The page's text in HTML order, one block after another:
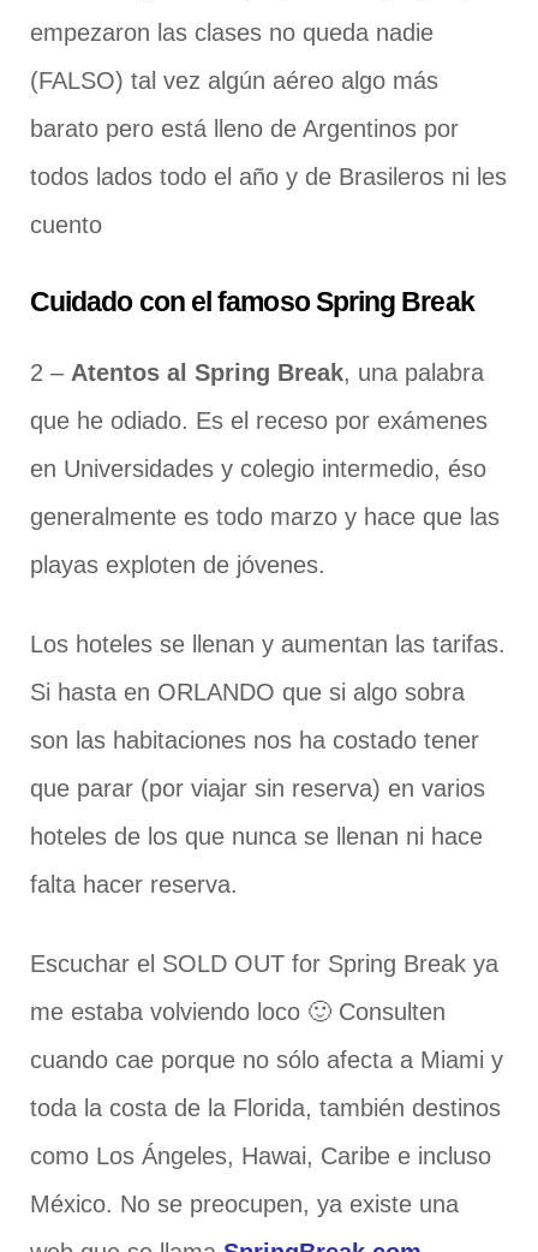
empezaron las clases no queda nadie
(FALSO) tal vez algún aéreo algo más
barato pero está lleno de Argentinos por
todos lados todo el año y de Brasileros ni les
cuento
Cuidado con el famoso Spring Break
2 – Atentos al Spring Break, una palabra
que he odiado. Es el receso por exámenes
en Universidades y colegio intermedio, éso
generalmente es todo marzo y hace que las
playas exploten de jóvenes.
Los hoteles se llenan y aumentan las tarifas.
Si hasta en ORLANDO que si algo sobra
son las habitaciones nos ha costado tener
que parar (por viajar sin reserva) en varios
hoteles de los que nunca se llenan ni hace
falta hacer reserva.
Escuchar el SOLD OUT for Spring Break ya
me estaba volviendo loco 🙂 Consulten
cuando cae porque no sólo afecta a Miami y
toda la costa de la Florida, también destinos
como Los Ángeles, Hawai, Caribe e incluso
México. No se preocupen, ya existe una